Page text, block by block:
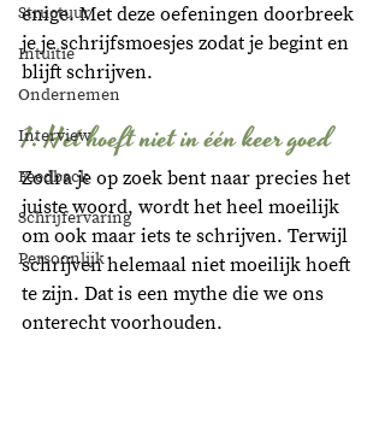
Structuur
Intuïtie
Ondernemen
Interview
Feedback
Schrijfervaring
Persoonlijk
enige. Met deze oefeningen doorbreek
je je schrijfsmoesjes zodat je begint en
blijft schrijven.
1: Het hoeft niet in één keer goed
Zodra je op zoek bent naar precies het
juiste woord, wordt het heel moeilijk
om ook maar iets te schrijven. Terwijl
schrijven helemaal niet moeilijk hoeft
te zijn. Dat is een mythe die we ons
onterecht voorhouden.